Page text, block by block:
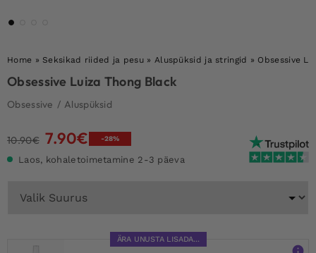
Home »Seksikad riided ja pesu » Aluspüksid ja stringid » Obsessive
Obsessive Luiza Thong Black
Obsessive / Aluspüksid
10.90€ Algne
7.90€ Current
-28%
Laos, kohaletoimetamine 2-3 päeva
ÄRA UNUSTA LISADA...